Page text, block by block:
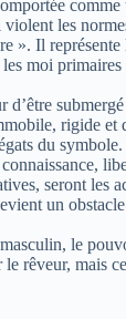
les
». Il
moi
rigide et
du symbole.
seront les
un
le
le rêveur, mais